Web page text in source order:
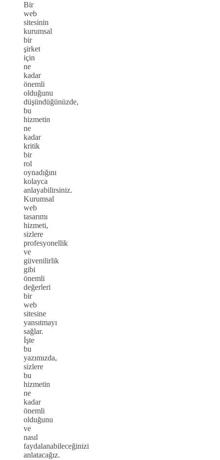
Bir
web
sitesinin
kurumsal
bir
şirket
için
ne
kadar
önemli
olduğunu
düşündüğünüzde,
bu
hizmetin
ne
kadar
kritik
bir
rol
oynadığını
kolayca
anlayabilirsiniz.
Kurumsal
web
tasarımı
hizmeti,
sizlere
profesyonellik
ve
güvenilirlik
gibi
önemli
değerleri
bir
web
sitesine
yansıtmayı
sağlar.
İşte
bu
yazımızda,
sizlere
bu
hizmetin
ne
kadar
önemli
olduğunu
ve
nasıl
faydalanabileceğinizi
anlatacağız.